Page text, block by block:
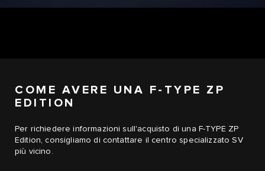
COME AVERE UNA F-TYPE ZP
EDITION
Per richiedere informazioni sull'acquisto di una F-TYPE ZP
Edition, consigliamo di contattare il centro specializzato SV
più vicino.